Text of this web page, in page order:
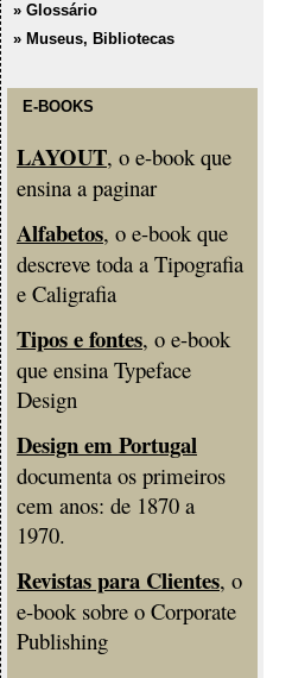
» Glossário
» Museus, Bibliotecas
E-BOOKS
LAYOUT, o e-book que
ensina a paginar
Alfabetos, o e-book que
descreve toda a Tipografia
e Caligrafia
Tipos e fontes, o e-book
que ensina Typeface
Design
Design em Portugal
documenta os primeiros
cem anos: de 1870 a
1970.
Revistas para Clientes, o
e-book sobre o Corporate
Publishing